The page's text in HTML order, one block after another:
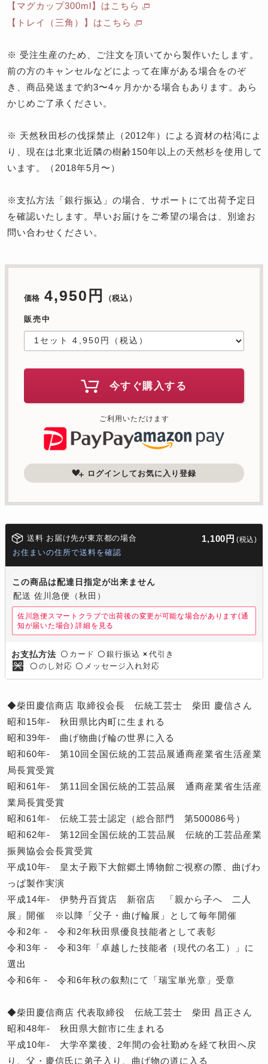
【マグカップ300ml】はこちら
【トレイ（三角）】はこちら
※ 受注生産のため、ご注文を頂いてから製作いたします。
前の方のキャンセルなどによって在庫がある場合をのぞ
き、 商品発送まで約3〜4ヶ月 かかる場合もあります。あら
かじめご了承ください。
※ 天然秋田杉の伐採禁止（2012年）による資材の枯渇によ
り、現在は北東北近隣の樹齢150年以上の天然杉を使用して
います。（2018年5月〜）
※支払方法「銀行振込」の場合、サポートにて出荷予定日
を確認いたします。早いお届けをご希望の場合は、別途お
問い合わせください。
価格 4,950円 （税込）
販売中
今すぐ購入する
ご利用いただけます
ログインしてお気に入り登録
送料 お届け先が東京都の場合 1,100円 (税込)
お住まいの住所で送料を確認
この商品は配達日指定が出来ません
配送 佐川急便（秋田）
佐川急便スマートクラブで出荷後の変更が可能な場合があります(通
知が届いた場合) 詳細を見る
お支払方法 〇 カード 〇 銀行振込 × 代引き
〇 のし対応 〇 メッセージ入れ対応
◆柴田慶信商店 取締役会長 伝統工芸士 柴田 慶信さん
昭和15年- 秋田県比内町に生まれる
昭和39年- 曲げ物曲げ輪の世界に入る
昭和60年- 第10回全国伝統的工芸品展通商産業省生活産業
局長賞受賞
昭和61年- 第11回全国伝統的工芸品展 通商産業省生活産
業局長賞受賞
昭和61年- 伝統工芸士認定（総合部門 第500086号）
昭和62年- 第12回全国伝統的工芸品展 伝統的工芸品産業
振興協会会長賞受賞
平成10年- 皇太子殿下大館郷土博物館ご視察の際、曲げわ
っぱ製作実演
平成14年- 伊勢丹百貨店 新宿店 「親から子へ 二人
展」開催 ※以降「父子・曲げ輪展」として毎年開催
令和2年 - 令和2年秋田県優良技能者として表彰
令和3年 - 令和3年「卓越した技能者（現代の名工）」に
選出
令和6年 - 令和6年秋の叙勲にて「瑞宝単光章」受章
◆柴田慶信商店 代表取締役 伝統工芸士 柴田 昌正さん
昭和48年- 秋田県大館市に生まれる
平成10年- 大学卒業後、2年間の会社勤めを経て秋田へ戻
り、父・慶信氏に弟子入り、曲げ物の道に入る